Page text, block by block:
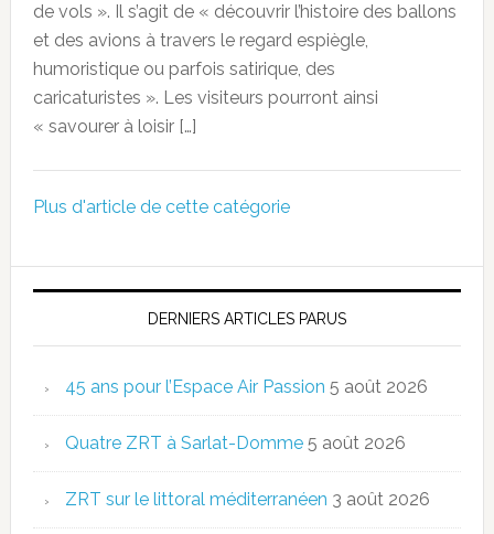
de vols ». Il s’agit de « découvrir l’histoire des ballons
et des avions à travers le regard espiègle,
humoristique ou parfois satirique, des
caricaturistes ». Les visiteurs pourront ainsi
« savourer à loisir […]
Plus d'article de cette catégorie
DERNIERS ARTICLES PARUS
45 ans pour l’Espace Air Passion 5 août 2026
Quatre ZRT à Sarlat-Domme 5 août 2026
ZRT sur le littoral méditerranéen 3 août 2026